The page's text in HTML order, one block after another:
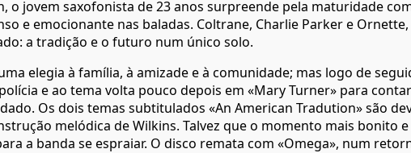
o jovem saxofonista de 23 anos surpreende pela maturidade
e emocionante nas baladas. Coltrane, Charlie Parker e
a tradição e o futuro num único solo.
elegia à família, à amizade e à comunidade; mas logo de
e ao tema volta pouco depois em «Mary Turner» para
Os dois temas subtitulados «An American Tradution» são
melódica de Wilkins. Talvez que o momento mais bonito
a banda se espraiar. O disco remata com «Omega», num